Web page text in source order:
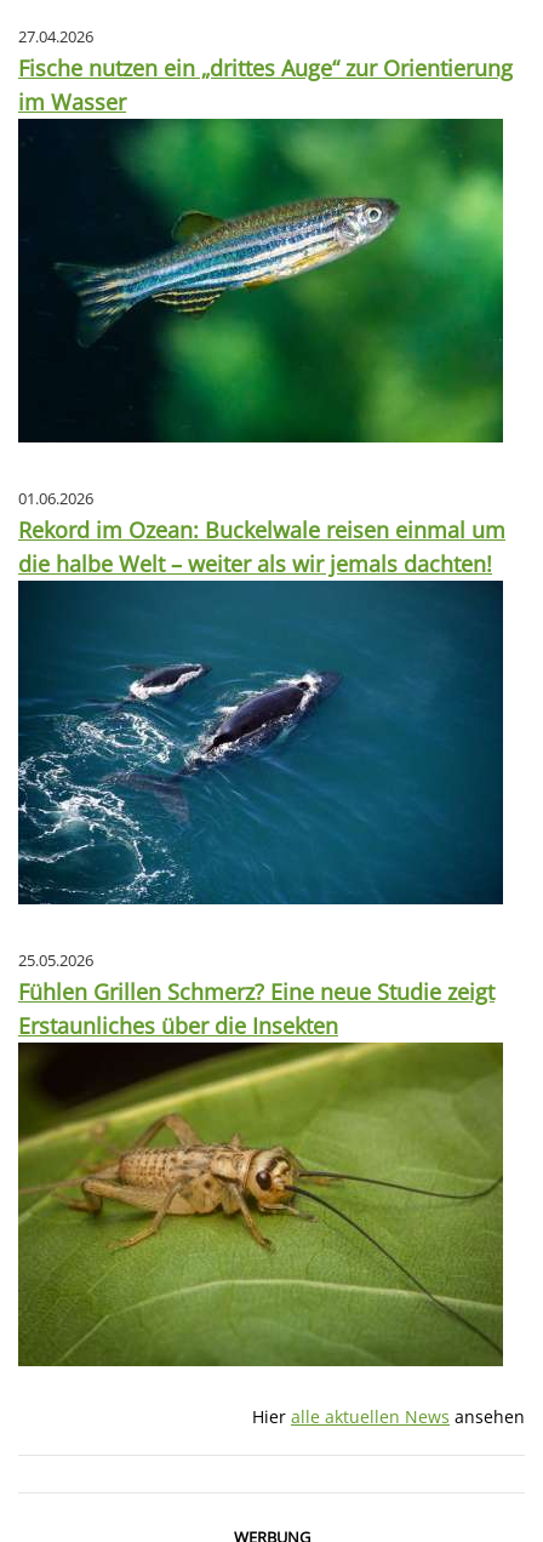
27.04.2026
Fische nutzen ein „drittes Auge“ zur Orientierung
im Wasser
01.06.2026
Rekord im Ozean: Buckelwale reisen einmal um
die halbe Welt – weiter als wir jemals dachten!
25.05.2026
Fühlen Grillen Schmerz? Eine neue Studie zeigt
Erstaunliches über die Insekten
Hier alle aktuellen News ansehen